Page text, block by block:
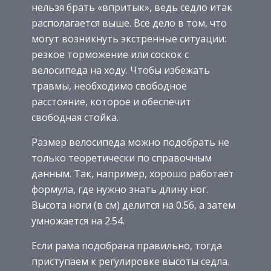
нельзя брать «впритык», ведь седло итак
располагается выше. Все дело в том, что
могут возникнуть экстренные ситуации:
резкое торможение или соскок с
велосипеда на ходу. Чтобы избежать
травмы, необходимо свободное
расстояние, которое и обеспечит
свободная стойка.
Размер велосипеда можно подобрать не
только теоретически по справочным
данным. Так, например, хорошо работает
формула, где нужно знать длину ног.
Высота ноги (в см) делится на 0.56, а затем
умножается на 2.54.
Если рама подобрана правильно, тогда
приступаем к регулировке высоты седла.